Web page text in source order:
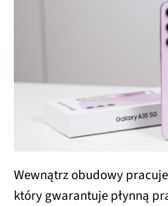
Wewnątrz obudowy
który gwarantuje płynną